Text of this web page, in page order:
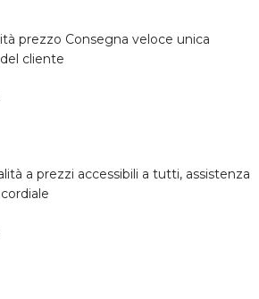
prezzo Consegna veloce unica
cliente
a prezzi accessibili a tutti, assistenza